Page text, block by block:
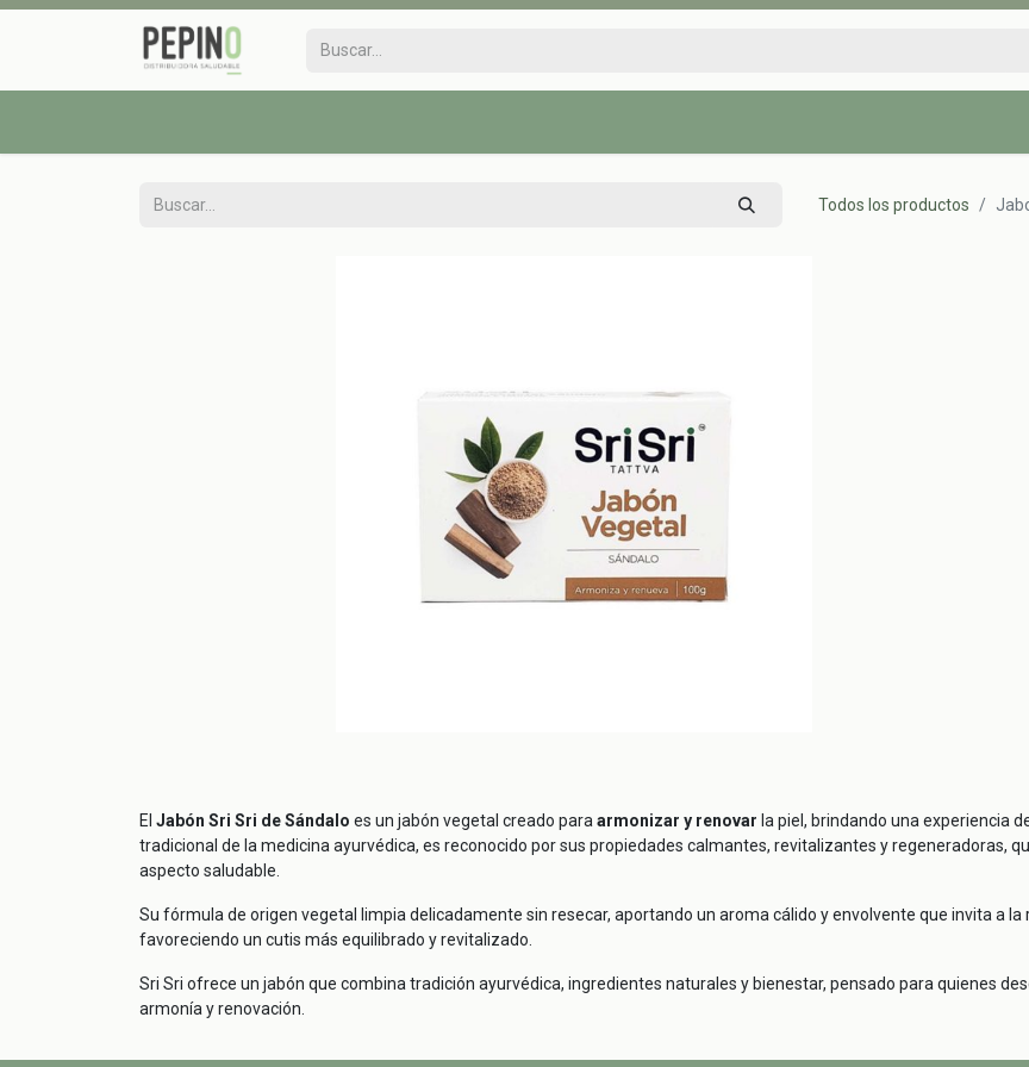
Todos los productos
El Jabón Sri Sri de Sándalo es un jabón vegetal creado para armonizar y renovar la piel, brindando una experiencia
tradicional de la medicina ayurvédica, es reconocido por sus propiedades calmantes, revitalizantes y regeneradoras,
aspecto saludable.
Su fórmula de origen vegetal limpia delicadamente sin resecar, aportando un aroma cálido y envolvente que invita a la
favoreciendo un cutis más equilibrado y revitalizado.
Sri Sri ofrece un jabón que combina tradición ayurvédica, ingredientes naturales y bienestar, pensado para quienes
armonía y renovación.